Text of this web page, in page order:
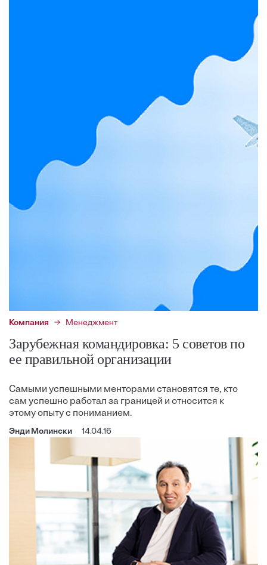
Компания Менеджмент
Зарубежная командировка: 5 советов по
ее правильной организации
Самыми успешными менторами становятся те, кто
сам успешно работал за границей и относится к
этому опыту с пониманием.
Энди Молински 14.04.16